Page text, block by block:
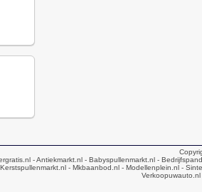
- Antiekmarkt.nl - Babyspullenmarkt.nl -
Kerstspullenmarkt.nl- Mkbaanbod.nl- Modellenplein.nl-
Verkoopuwauto.nl